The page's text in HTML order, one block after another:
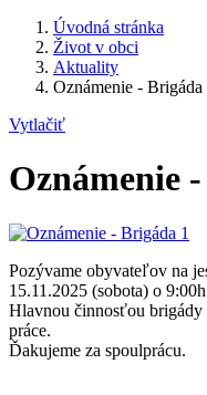
Úvodná stránka
Život v obci
Aktuality
Oznámenie - Brigáda
Vytlačiť
Oznámenie
Pozývame obyvateľov na
15.11.2025 (sobota) o
Hlavnou činnosťou brigády
práce.
Ďakujeme za spoulprácu.